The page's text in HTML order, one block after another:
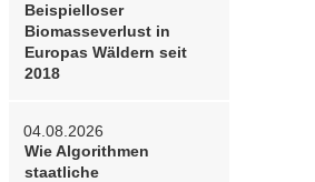
Beispielloser
Biomasseverlust in
Europas Wäldern seit
2018
04.08.2026
Wie Algorithmen
staatliche